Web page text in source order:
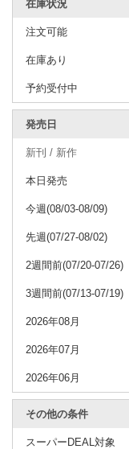
在庫状況
注文可能
在庫あり
予約受付中
発売日
新刊 / 新作
本日発売
今週(08/03-08/09)
先週(07/27-08/02)
2週間前(07/20-07/26)
3週間前(07/13-07/19)
2026年08月
2026年07月
2026年06月
その他の条件
スーパーDEAL対象